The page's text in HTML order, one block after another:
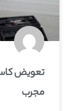
تعویض
مجرب